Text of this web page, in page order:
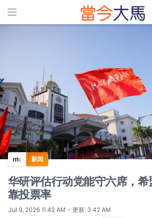
ADS
新闻
华研评估行动党能守六席，
靠投票率
Jul 9, 2026 11:42 AM ⋅ 更新: 3:42 AM